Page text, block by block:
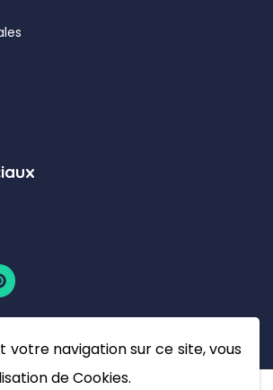
votre navigation sur ce site, vous
de Cookies.